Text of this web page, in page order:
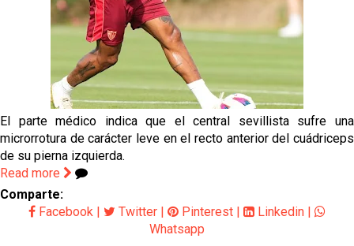
El Sevilla oficializa el traspaso de Sow
Miguel Sierra: La temporada pasada se vio
reflejado que podemos tirar para delante y
trabajamos con ilusión
Diomande ya es madridista mientras Rodri agita el
mercado
OFICIAL | Juanlu se marcha al Bournemouth
El parte médico indica que el central sevillista sufre una
microrrotura de carácter leve en el recto anterior del cuádriceps
de su pierna izquierda.
Read more
Comparte:
Facebook
Twitter Pinterest Linkedin
Whatsapp